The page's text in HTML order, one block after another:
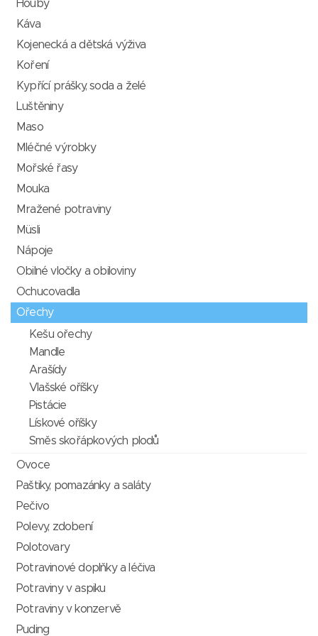
Houby
Káva
Kojenecká a dětská výživa
Koření
Kypřící prášky, soda a želé
Luštěniny
Maso
Mléčné výrobky
Mořské řasy
Mouka
Mražené potraviny
Müsli
Nápoje
Obilné vločky a obiloviny
Ochucovadla
Ořechy
Kešu ořechy
Mandle
Arašídy
Vlašské oříšky
Pistácie
Lískové oříšky
Směs skořápkových plodů
Ovoce
Paštiky, pomazánky a saláty
Pečivo
Polevy, zdobení
Polotovary
Potravinové doplňky a léčiva
Potraviny v aspiku
Potraviny v konzervě
Puding